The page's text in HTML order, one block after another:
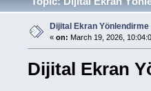
Dijital Ekran Yönlendirme
« on: March 19, 2026,
Dijital Ekran